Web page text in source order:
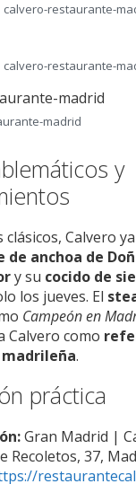
calvero-restaurante-
calvero-restaurante-
madrid
y
clásicos, Calvero
de anchoa de
y su cocido de
los jueves. El
Campeón en
Calvero como
.
práctica
Gran Madrid |
Recoletos, 37,